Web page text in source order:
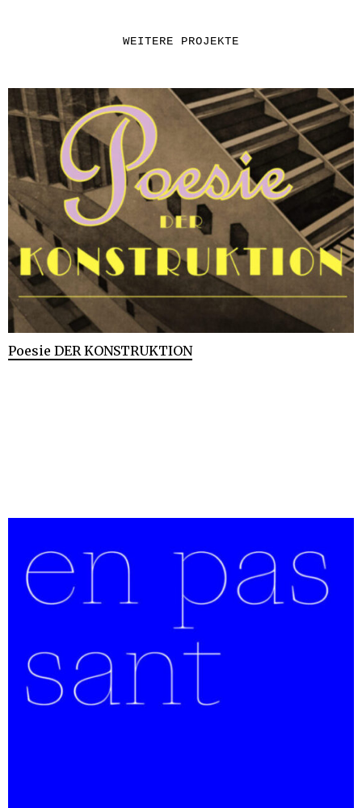
WEITERE PROJEKTE
Poesie DER KONSTRUKTION